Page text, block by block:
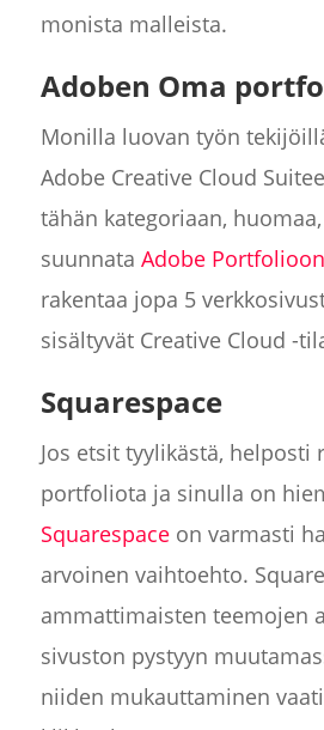
monista malleista.
Adoben Oma
Monilla luovan työn
Adobe Creative Cloud
tähän kategoriaan,
suunnata Adobe Portfolioon
rakentaa jopa 5
sisältyvät Creative Cloud -
Squarespace
Jos etsit tyylikästä, helposti
portfoliota ja sinulla on
Squarespaceon varmasti
arvoinen vaihtoehto.
ammattimaisten teemojen
sivuston pystyyn
niiden mukauttaminen